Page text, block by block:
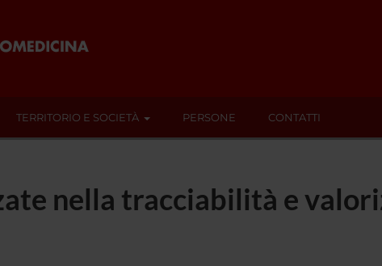
TERRITORIO E SOCIETÀ PERSONE CONTATTI
nella tracciabilità e